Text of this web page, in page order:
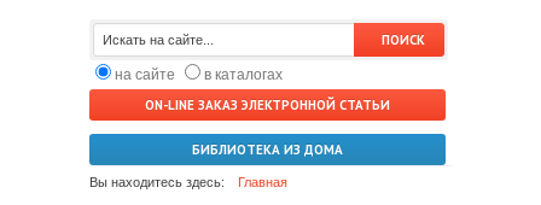
на сайте
в каталогах
ON-LINE ЗАКАЗ ЭЛЕКТРОННОЙ СТАТЬИ
БИБЛИОТЕКА ИЗ ДОМА
Вы находитесь здесь: Главная